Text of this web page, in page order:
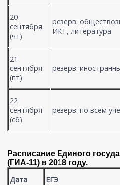
20
сентября
(чт)
резерв:
ИКТ, литература
21
сентября
(пт)
резерв:
22
сентября
(сб)
резерв: по всем
Расписание Единого
(ГИА-11) в 2018 году.
Дата ЕГЭ